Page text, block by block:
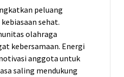
peluang
sehat.
olahraga
kebersamaan. Energi
anggota untuk
saling mendukung